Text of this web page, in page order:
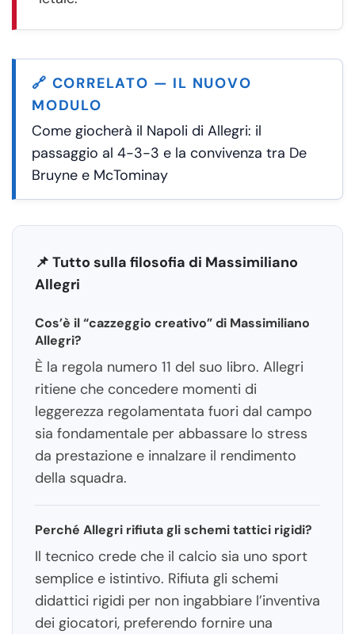
🔗 CORRELATO — IL NUOVO
MODULO
Come giocherà il Napoli di Allegri: il
passaggio al 4-3-3 e la convivenza tra De
Bruyne e McTominay
📌 Tutto sulla filosofia di Massimiliano
Allegri
Cos’è il “cazzeggio creativo” di Massimiliano
Allegri?
È la regola numero 11 del suo libro. Allegri
ritiene che concedere momenti di
leggerezza regolamentata fuori dal campo
sia fondamentale per abbassare lo stress
da prestazione e innalzare il rendimento
della squadra.
Perché Allegri rifiuta gli schemi tattici rigidi?
Il tecnico crede che il calcio sia uno sport
semplice e istintivo. Rifiuta gli schemi
didattici rigidi per non ingabbiare l’inventiva
dei giocatori, preferendo fornire una